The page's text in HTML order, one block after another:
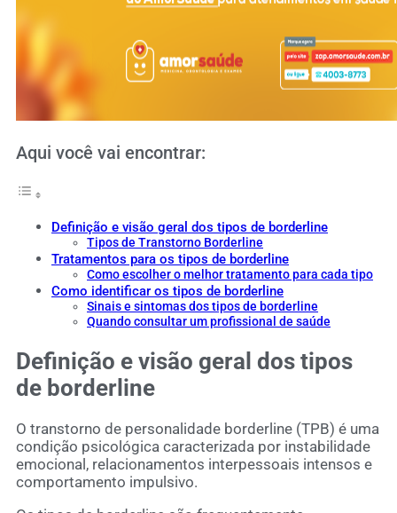
Aqui você vai encontrar:
Definição e visão geral dos tipos de borderline
Tipos de Transtorno Borderline
Tratamentos para os tipos de borderline
Como escolher o melhor tratamento para cada tipo
Como identificar os tipos de borderline
Sinais e sintomas dos tipos de borderline
Quando consultar um profissional de saúde
Definição e visão geral dos tipos
de borderline
O transtorno de personalidade borderline (TPB) é uma
condição psicológica caracterizada por instabilidade
emocional, relacionamentos interpessoais intensos e
comportamento impulsivo.